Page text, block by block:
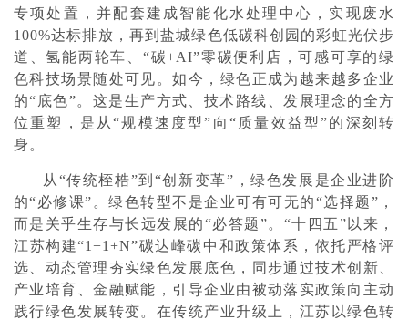
专项处置，并配套建成智能化水处理中心，实现废水
100%达标排放，再到盐城绿色低碳科创园的彩虹光伏步
道、氢能两轮车、“碳+AI”零碳便利店，可感可享的绿
色科技场景随处可见。如今，绿色正成为越来越多企业
的“底色”。这是生产方式、技术路线、发展理念的全方
位重塑，是从“规模速度型”向“质量效益型”的深刻转
身。
从“传统桎梏”到“创新变革”，绿色发展是企业进阶
的“必修课”。绿色转型不是企业可有可无的“选择题”，
而是关乎生存与长远发展的“必答题”。“十四五”以来，
江苏构建“1+1+N”碳达峰碳中和政策体系，依托严格评
选、动态管理夯实绿色发展底色，同步通过技术创新、
产业培育、金融赋能，引导企业由被动落实政策向主动
践行绿色发展转变。在传统产业升级上，江苏以绿色转